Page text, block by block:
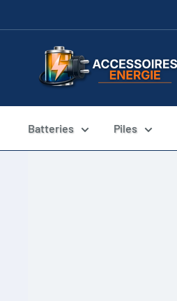
au
Accessoires
Energie
Batteries Piles